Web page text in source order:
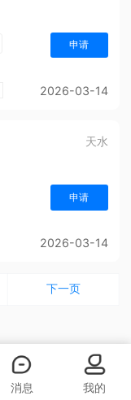
申请
2026-03-14
天水
申请
2026-03-14
下一页
消息 我的